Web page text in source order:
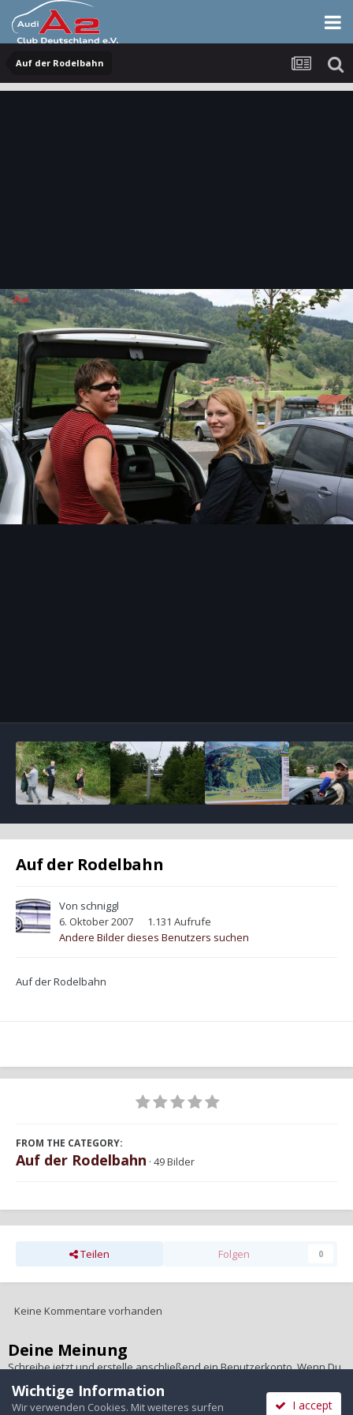
Auf der Rodelbahn
Auf der Rodelbahn
Von schniggl
6. Oktober 2007
1.131 Aufrufe
Andere Bilder dieses Benutzers suchen
Auf der Rodelbahn
FROM THE CATEGORY:
Auf der Rodelbahn · 49 Bilder
Teilen Folgen 0
Keine Kommentare vorhanden
Deine Meinung
Schreibe jetzt und erstelle anschließend ein Benutzerkonto. Wenn Du
ein Benutzerkonto hast,
melde Dich bitte an
Benutzernamen zu schreiben.
Wichtige Information
Wir verwenden Cookies. Mit weiteres surfen I accept